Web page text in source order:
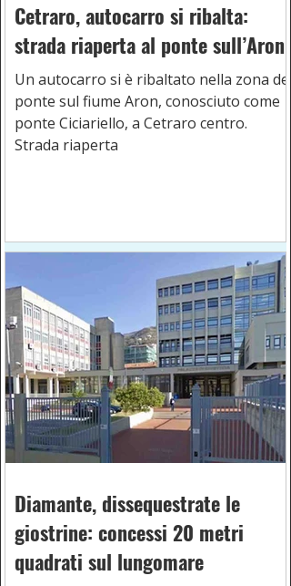
Cetraro, autocarro si ribalta:
strada riaperta al ponte sull’Aron
Un autocarro si è ribaltato nella zona del
ponte sul fiume Aron, conosciuto come
ponte Ciciariello, a Cetraro centro.
Strada riaperta
Diamante, dissequestrate le
giostrine: concessi 20 metri
quadrati sul lungomare